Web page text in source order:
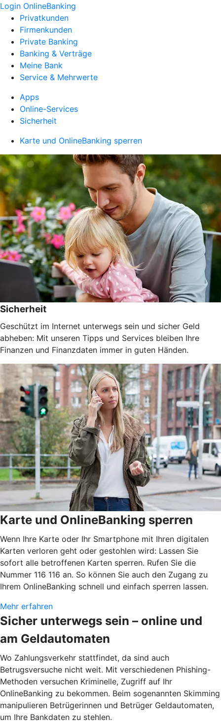
Login OnlineBanking
Privatkunden
Firmenkunden
Private Banking
Banking & Verträge
Meine Bank
Service & Mehrwerte
Apps
Online-Services
Sicherheit
Karte und OnlineBanking sperren
Sicherheit
Geschützt im Internet unterwegs sein und sicher Geld
abheben: Mit unseren Tipps und Services bleiben Ihre
Finanzen und Finanzdaten immer in guten Händen.
Karte und OnlineBanking sperren
Wenn Ihre Karte oder Ihr Smartphone mit Ihren digitalen
Karten verloren geht oder gestohlen wird: Lassen Sie
sofort alle betroffenen Karten sperren. Rufen Sie die
Nummer 116 116 an. So können Sie auch den Zugang zu
Ihrem OnlineBanking schnell und einfach sperren lassen.
Mehr erfahren
Sicher unterwegs sein – online und
am Geldautomaten
Wo Zahlungsverkehr stattfindet, da sind auch
Betrugsversuche nicht weit. Mit verschiedenen Phishing-
Methoden versuchen Kriminelle, Zugriff auf Ihr
OnlineBanking zu bekommen. Beim sogenannten Skimming
manipulieren Betrügerinnen und Betrüger Geldautomaten,
um Ihre Bankdaten zu stehlen.